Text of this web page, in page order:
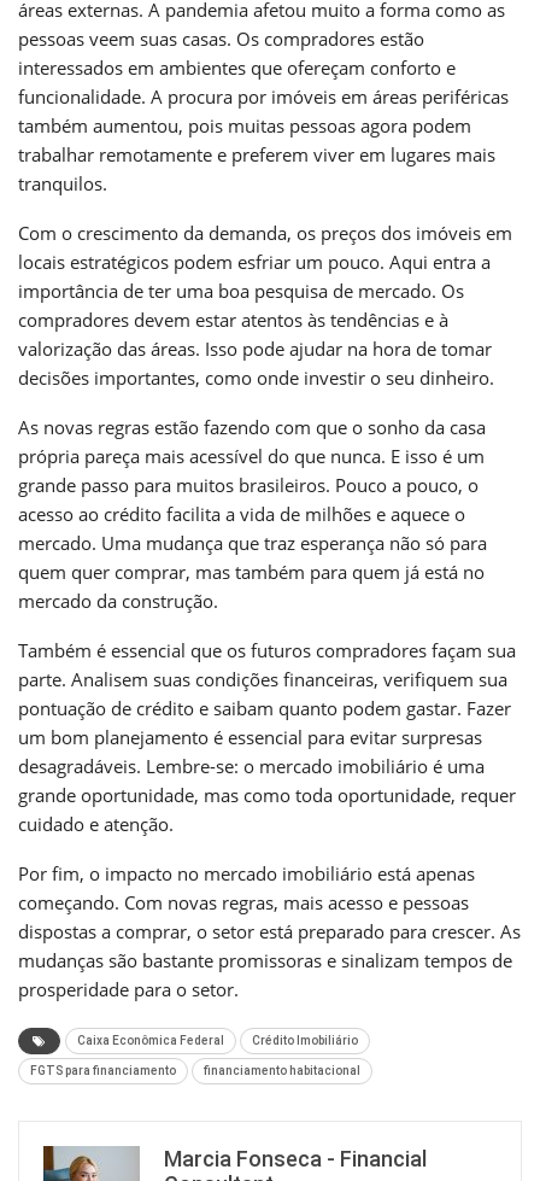
áreas externas. A pandemia afetou muito a forma como as
pessoas veem suas casas. Os compradores estão
interessados em ambientes que ofereçam conforto e
funcionalidade. A procura por imóveis em áreas periféricas
também aumentou, pois muitas pessoas agora podem
trabalhar remotamente e preferem viver em lugares mais
tranquilos.
Com o crescimento da demanda, os preços dos imóveis em
locais estratégicos podem esfriar um pouco. Aqui entra a
importância de ter uma boa pesquisa de mercado. Os
compradores devem estar atentos às tendências e à
valorização das áreas. Isso pode ajudar na hora de tomar
decisões importantes, como onde investir o seu dinheiro.
As novas regras estão fazendo com que o sonho da casa
própria pareça mais acessível do que nunca. E isso é um
grande passo para muitos brasileiros. Pouco a pouco, o
acesso ao crédito facilita a vida de milhões e aquece o
mercado. Uma mudança que traz esperança não só para
quem quer comprar, mas também para quem já está no
mercado da construção.
Também é essencial que os futuros compradores façam sua
parte. Analisem suas condições financeiras, verifiquem sua
pontuação de crédito e saibam quanto podem gastar. Fazer
um bom planejamento é essencial para evitar surpresas
desagradáveis. Lembre-se: o mercado imobiliário é uma
grande oportunidade, mas como toda oportunidade, requer
cuidado e atenção.
Por fim, o impacto no mercado imobiliário está apenas
começando. Com novas regras, mais acesso e pessoas
dispostas a comprar, o setor está preparado para crescer. As
mudanças são bastante promissoras e sinalizam tempos de
prosperidade para o setor.
Caixa Econômica Federal Crédito Imobiliário
FGTS para financiamento financiamento habitacional
Marcia Fonseca - Financial